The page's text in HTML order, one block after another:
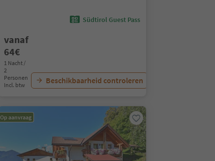
Südtirol Guest Pass
vanaf
64€
1 Nacht /
2
Personen
Incl. btw
Beschikbaarheid controleren
Op aanvraag